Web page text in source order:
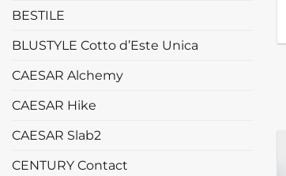
BESTILE
BLUSTYLE Cotto d’Este Unica
CAESAR Alchemy
CAESAR Hike
CAESAR Slab2
CENTURY Contact